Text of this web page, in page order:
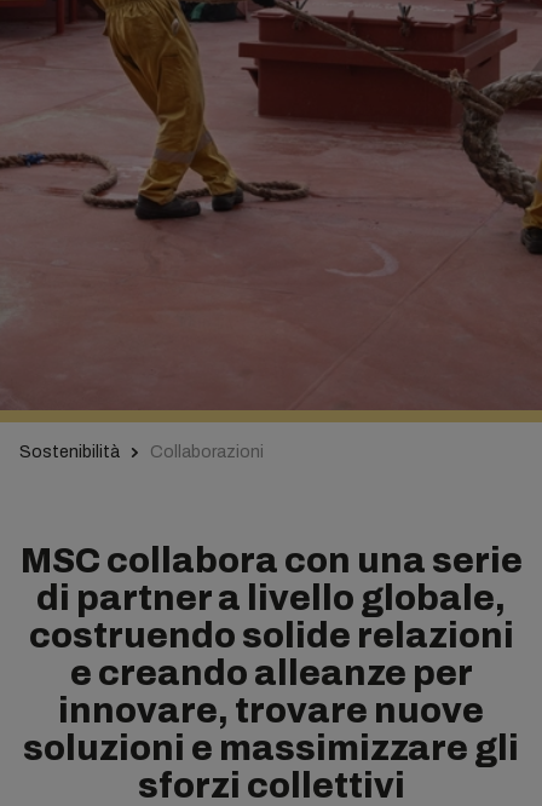
Sostenibilità Collaborazioni
MSC collabora con una serie
di partner a livello globale,
costruendo solide relazioni
e creando alleanze per
innovare, trovare nuove
soluzioni e massimizzare gli
sforzi collettivi